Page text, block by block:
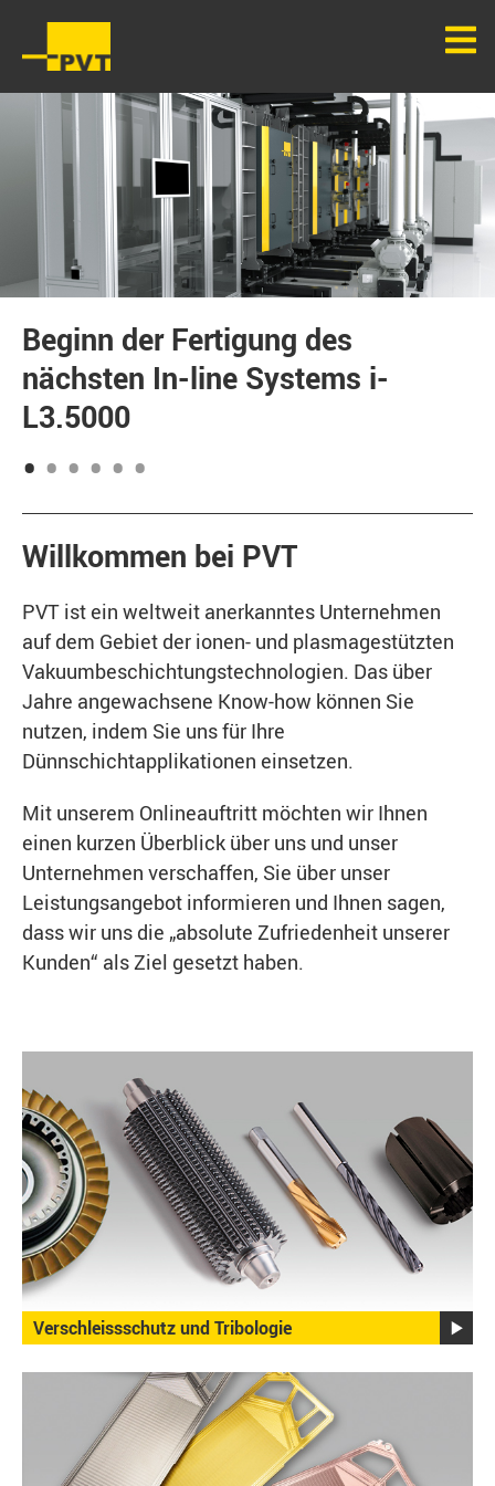
Beginn der Fertigung des
nächsten In-line Systems i-
L3.5000
Unsere Standard-
Beschichtungsanlagen
Willkommen bei PVT
PVT ist ein weltweit anerkanntes Unternehmen
auf dem Gebiet der ionen- und plasmagestützten
Vakuumbeschichtungstechnologien. Das über
Jahre angewachsene Know-how können Sie
nutzen, indem Sie uns für Ihre
Dünnschichtapplikationen einsetzen.
Mit unserem Onlineauftritt möchten wir Ihnen
einen kurzen Überblick über uns und unser
Unternehmen verschaffen, Sie über unser
Leistungsangebot informieren und Ihnen sagen,
dass wir uns die „absolute Zufriedenheit unserer
Kunden“ als Ziel gesetzt haben.
Verschleissschutz und Tribologie